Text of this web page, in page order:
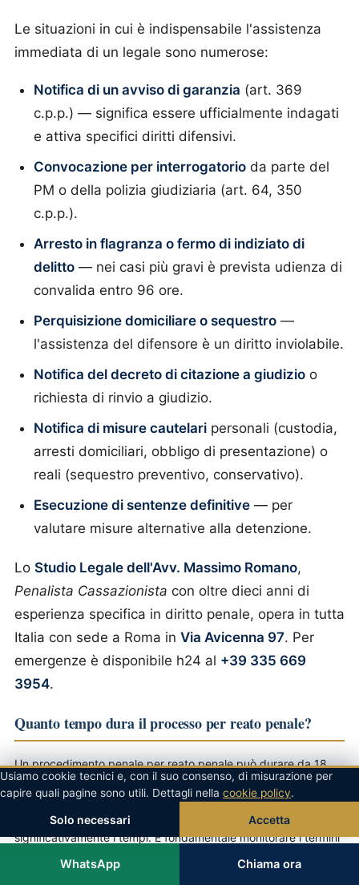
Le situazioni in cui è indispensabile l'assistenza
immediata di un legale sono numerose:
Notifica di un avviso di garanzia (art. 369
c.p.p.) — significa essere ufficialmente indagati
e attiva specifici diritti difensivi.
Convocazione per interrogatorio da parte del
PM o della polizia giudiziaria (art. 64, 350
c.p.p.).
Arresto in flagranza o fermo di indiziato di
delitto — nei casi più gravi è prevista udienza di
convalida entro 96 ore.
Perquisizione domiciliare o sequestro —
l'assistenza del difensore è un diritto inviolabile.
Notifica del decreto di citazione a giudizio o
richiesta di rinvio a giudizio.
Notifica di misure cautelari personali (custodia,
arresti domiciliari, obbligo di presentazione) o
reali (sequestro preventivo, conservativo).
Esecuzione di sentenze definitive — per
valutare misure alternative alla detenzione.
Lo Studio Legale dell'Avv. Massimo Romano,
Penalista Cassazionista con oltre dieci anni di
esperienza specifica in diritto penale, opera in tutta
Italia con sede a Roma in Via Avicenna 97. Per
emergenze è disponibile h24 al +39 335 669
3954.
Quanto tempo dura il processo per reato penale?
Un procedimento penale per reato penale può durare da 18
mesi a 5 anni complessivi: 6-24 mesi per le indagini preliminari,
6-24 mesi per il primo grado, 12-24 mesi per l'appello e 12-18
mesi per il giudizio di Cassazione. I riti alternativi accorciano
significativamente i tempi. È fondamentale monitorare i termini
WhatsApp Chiama ora
Usiamo cookie tecnici e, con il suo consenso, di misurazione per
capire quali pagine sono utili. Dettagli nella cookie policy.
Solo necessari Accetta